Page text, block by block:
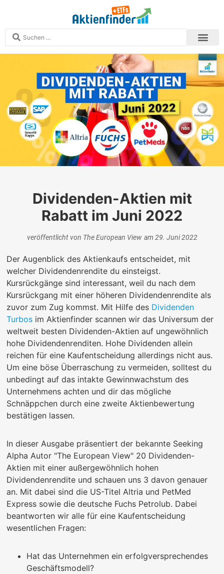
Dividenden-Aktien mit
Rabatt im Juni 2022
veröffentlicht von The European View am 29. Juni 2022
Der Augenblick des Aktienkaufs entscheidet, mit
welcher Dividendenrendite du einsteigst.
Kursrückgänge sind interessant, weil du nach dem
Kursrückgang mit einer höheren Dividendenrendite als
zuvor zum Zug kommst. Mit Hilfe des Dividenden
Turbos im Aktienfinder scannen wir das Universum der
weltweit besten Dividenden-Aktien auf ungewöhnlich
hohe Dividendenrenditen. Hohe Dividenden allein
reichen für eine Kaufentscheidung allerdings nicht aus.
Um eine böse Überraschung zu vermeiden, solltest du
unbedingt auf das intakte Gewinnwachstum des
Unternehmens achten und dir das mögliche
Schnäppchen durch eine zweite Aktienbewertung
bestätigen lassen.
In dieser Ausgabe präsentiert der bekannte Seeking
Alpha Autor "The European View" 20 Dividenden-
Aktien mit einer außergewöhnlich hohen
Dividendenrendite und schauen uns 3 davon genauer
an. Mit dabei sind die US-Titel Altria und PetMed
Express sowie die deutsche Fuchs Petrolub. Dabei
beantworten wir alle für eine Kaufentscheidung
wesentlichen Fragen:
Hat das Unternehmen ein erfolgversprechendes
Geschäftsmodell?